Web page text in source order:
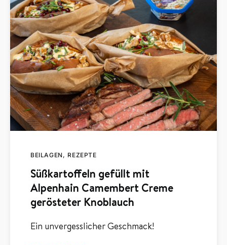
BEILAGEN REZEPTE
Süßkartoffeln gefüllt mit
Alpenhain Camembert Creme
gerösteter Knoblauch
Ein unvergesslicher Geschmack!